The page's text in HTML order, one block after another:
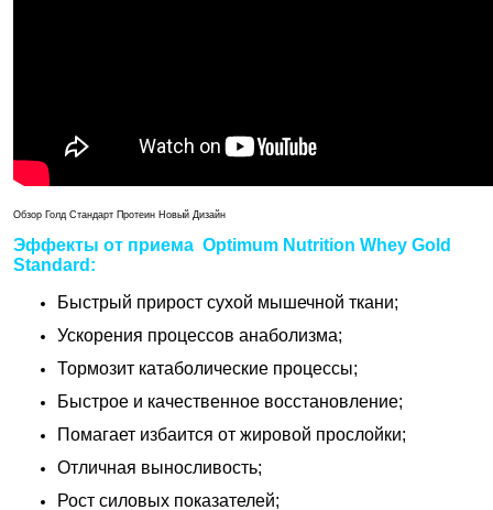
Обзор Голд Стандарт Протеин Новый Дизайн
Эффекты от приема Optimum Nutrition Whey Gold
Standard:
Быстрый прирост сухой мышечной ткани;
Ускорения процессов анаболизма;
Тормозит катаболические процессы;
Быстрое и качественное восстановление;
Помагает избаится от жировой прослойки;
Отличная выносливость;
Рост силовых показателей;